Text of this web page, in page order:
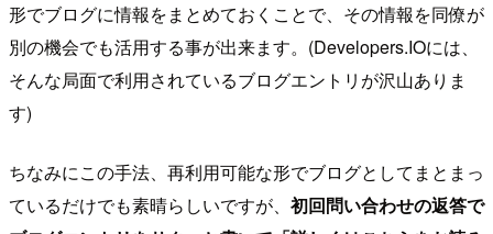
形でブログに情報をまとめておくことで、その情報を同僚が
別の機会でも活用する事が出来ます。(Developers.IOには、
そんな局面で利用されているブログエントリが沢山ありま
す)
ちなみにこの手法、再利用可能な形でブログとしてまとまっ
ているだけでも素晴らしいですが、 初回問い合わせの返答で